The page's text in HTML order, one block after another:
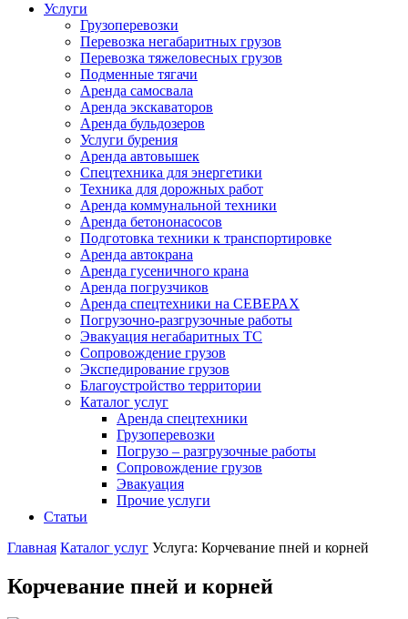
Услуги
Грузоперевозки
Перевозка негабаритных грузов
Перевозка тяжеловесных грузов
Подменные тягачи
Аренда самосвала
Аренда экскаваторов
Аренда бульдозеров
Услуги бурения
Аренда автовышек
Спецтехника для энергетики
Техника для дорожных работ
Аренда коммунальной техники
Аренда бетононасосов
Подготовка техники к транспортировке
Аренда автокрана
Аренда гусеничного крана
Аренда погрузчиков
Аренда спецтехники на СЕВЕРАХ
Погрузочно-разгрузочные работы
Эвакуация негабаритных ТС
Сопровождение грузов
Экспедирование грузов
Благоустройство территории
Каталог услуг
Аренда спецтехники
Грузоперевозки
Погрузо – разгрузочные работы
Сопровождение грузов
Эвакуация
Прочие услуги
Статьи
Главная Каталог услуг Услуга: Корчевание пней и корней
Корчевание пней и корней